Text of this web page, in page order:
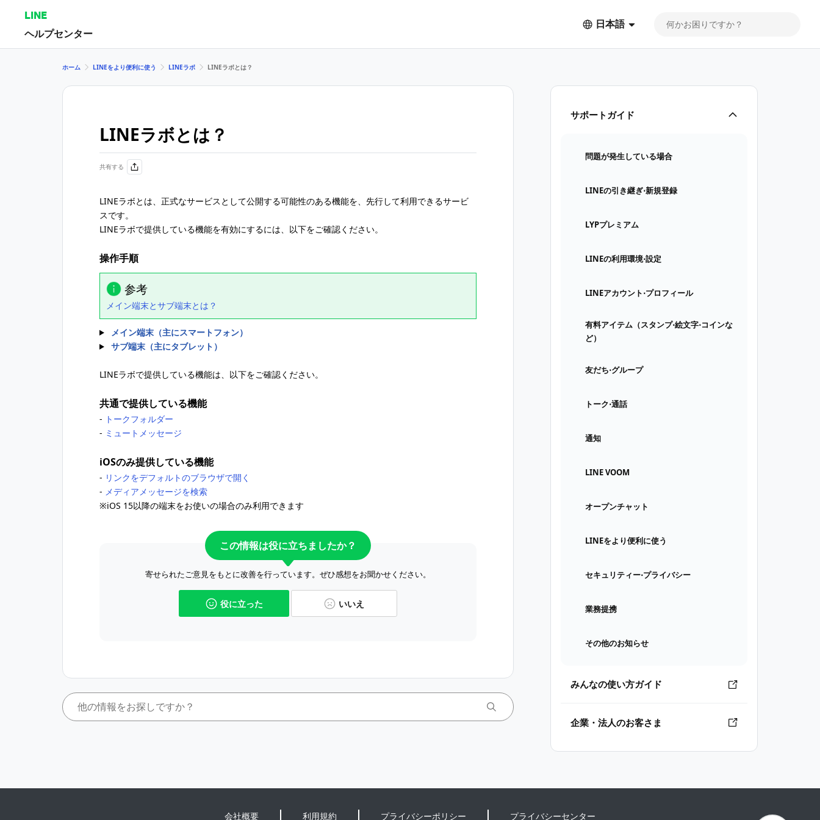
LINE
ヘルプセンター
日本語
サポートガイド
問題が発生している場合
LINEの引き継ぎ⋅新規登録
LYPプレミアム
LINEの利用環境⋅設定
LINEアカウント⋅プロフィール
有料アイテム（スタンプ⋅絵文字⋅コインな
ど）
友だち⋅グループ
トーク⋅通話
通知
LINE VOOM
オープンチャット
LINEをより便利に使う
セキュリティー⋅プライバシー
業務提携
その他のお知らせ
みんなの使い方ガイド
企業・法人のお客さま
ホーム LINEをより便利に使う LINEラボ LINEラボとは？
LINEラボとは？
共有する
LINEラボとは、正式なサービスとして公開する可能性のある機能を、先行して利用できるサービ
スです。
LINEラボで提供している機能を有効にするには、以下をご確認ください。
操作手順
参考
メイン端末とサブ端末とは？
メイン端末（主にスマートフォン）
サブ端末（主にタブレット）
LINEラボで提供している機能は、以下をご確認ください。
共通で提供している機能
- トークフォルダー
- ミュートメッセージ
iOSのみ提供している機能
- リンクをデフォルトのブラウザで開く
- メディアメッセージを検索
※iOS 15以降の端末をお使いの場合のみ利用できます
この情報は役に立ちましたか？
寄せられたご意見をもとに改善を行っています。ぜひ感想をお聞かせください。
役に立った いいえ
会社概要 利用規約 プライバシーポリシー プライバシーセンター